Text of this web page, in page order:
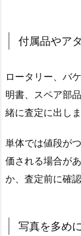
付属品やア
ロータリー、バ
明書、スペア部
緒に査定に出しま
単体では値段が
価される場合が
か、査定前に確
写真を多め